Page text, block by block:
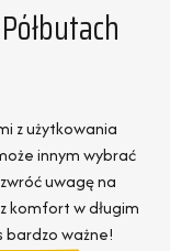
z użytkowania
innym wybrać
uwagę na
komfort w długim
bardzo ważne!